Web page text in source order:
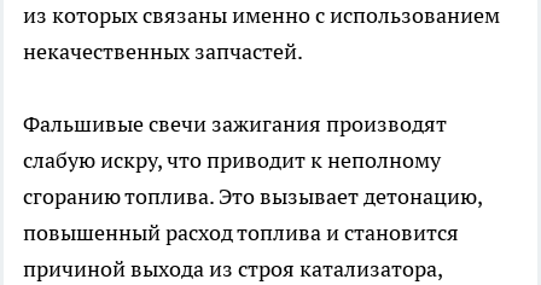
из которых связаны именно с использованием
некачественных запчастей.
Фальшивые свечи зажигания производят
слабую искру, что приводит к неполному
сгоранию топлива. Это вызывает детонацию,
повышенный расход топлива и становится
причиной выхода из строя катализатора,